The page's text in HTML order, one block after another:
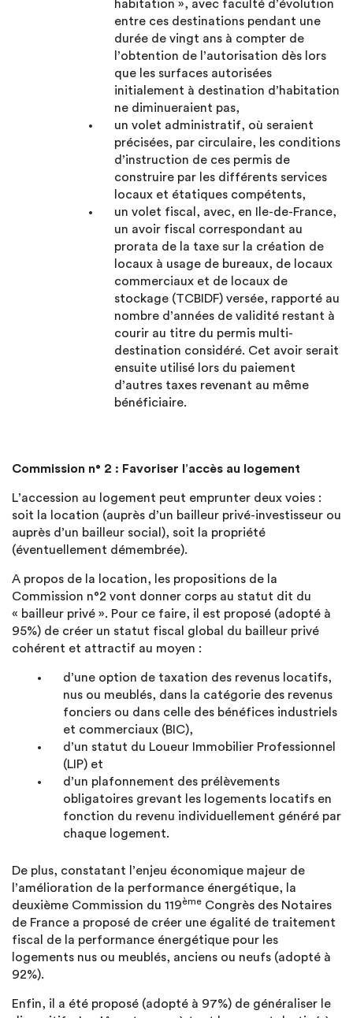
habitation », avec faculté d’évolution
entre ces destinations pendant une
durée de vingt ans à compter de
l’obtention de l’autorisation dès lors
que les surfaces autorisées
initialement à destination d’habitation
ne diminueraient pas,
un volet administratif, où seraient
précisées, par circulaire, les conditions
d’instruction de ces permis de
construire par les différents services
locaux et étatiques compétents,
un volet fiscal, avec, en Ile-de-France,
un avoir fiscal correspondant au
prorata de la taxe sur la création de
locaux à usage de bureaux, de locaux
commerciaux et de locaux de
stockage (TCBIDF) versée, rapporté au
nombre d’années de validité restant à
courir au titre du permis multi-
destination considéré. Cet avoir serait
ensuite utilisé lors du paiement
d’autres taxes revenant au même
bénéficiaire.
Commission n° 2 : Favoriser l’accès au logement
L’accession au logement peut emprunter deux voies :
soit la location (auprès d’un bailleur privé-investisseur ou
auprès d’un bailleur social), soit la propriété
(éventuellement démembrée).
A propos de la location, les propositions de la
Commission n°2 vont donner corps au statut dit du
« bailleur privé ». Pour ce faire, il est proposé (adopté à
95%) de créer un statut fiscal global du bailleur privé
cohérent et attractif au moyen :
d’une option de taxation des revenus locatifs,
nus ou meublés, dans la catégorie des revenus
fonciers ou dans celle des bénéfices industriels
et commerciaux (BIC),
d’un statut du Loueur Immobilier Professionnel
(LIP) et
d’un plafonnement des prélèvements
obligatoires grevant les logements locatifs en
fonction du revenu individuellement généré par
chaque logement.
De plus, constatant l’enjeu économique majeur de
l’amélioration de la performance énergétique, la
deuxième Commission du 119ème Congrès des Notaires
de France a proposé de créer une égalité de traitement
fiscal de la performance énergétique pour les
logements nus ou meublés, anciens ou neufs (adopté à
92%).
Enfin, il a été proposé (adopté à 97%) de généraliser le